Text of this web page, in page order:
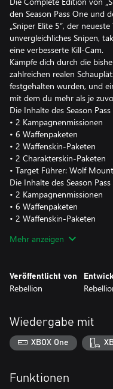
den Season Pass One und
„Sniper Elite 5“, der
unvergleichliches Snipen,
eine verbesserte Kill-Cam.
Kämpfe dich durch die
zahlreichen realen
festgehalten wurden, und
mit dem du mehr als je
Die Inhalte des Season
• 2 Kampagnenmissionen
• 6 Waffenpaketen
• 2 Waffenskin-Paketen
• 2 Charakterskin-Paketen
• Target Führer: Wolf
Die Inhalte des Season
• 2 Kampagnenmissionen
• 6 Waffenpaketen
• 2 Waffenskin-Paketen
Mehr anzeigen
Veröffentlicht von
Rebellion
Wiedergabe mit
XBOX One
Funktionen